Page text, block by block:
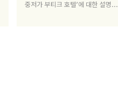
중저가 부티크 호텔’에 대한 설명회